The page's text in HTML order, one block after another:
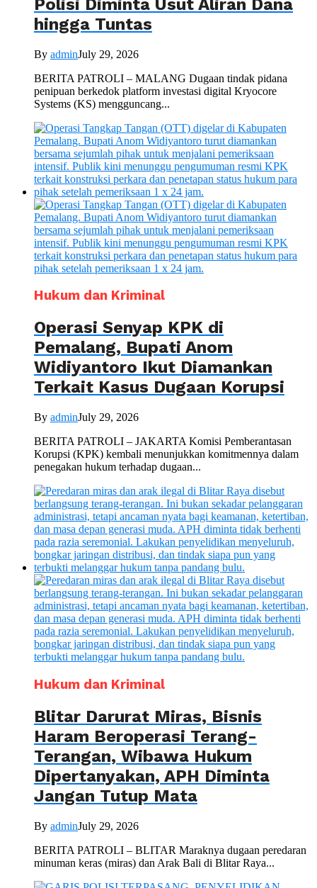
Polisi Diminta Usut Aliran Dana
hingga Tuntas
By adminJuly 29, 2026
BERITA PATROLI – MALANG Dugaan tindak pidana
penipuan berkedok platform investasi digital Kryocore
Systems (KS) mengguncang...
Hukum dan Kriminal
Operasi Senyap KPK di
Pemalang, Bupati Anom
Widiyantoro Ikut Diamankan
Terkait Kasus Dugaan Korupsi
By adminJuly 29, 2026
BERITA PATROLI – JAKARTA Komisi Pemberantasan
Korupsi (KPK) kembali menunjukkan komitmennya dalam
penegakan hukum terhadap dugaan...
Hukum dan Kriminal
Blitar Darurat Miras, Bisnis
Haram Beroperasi Terang-
Terangan, Wibawa Hukum
Dipertanyakan, APH Diminta
Jangan Tutup Mata
By adminJuly 29, 2026
BERITA PATROLI – BLITAR Maraknya dugaan peredaran
minuman keras (miras) dan Arak Bali di Blitar Raya...